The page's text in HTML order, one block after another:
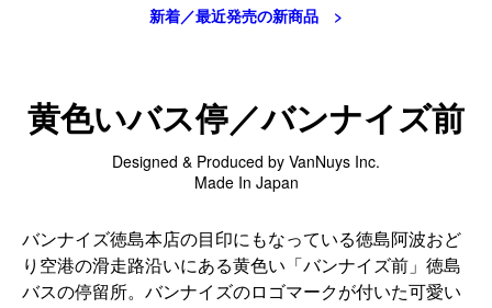
新着／最近発売の新商品 >
黄色いバス停／バンナイズ前
Designed & Produced by VanNuys Inc.
Made In Japan
バンナイズ徳島本店の目印にもなっている徳島阿波おど
り空港の滑走路沿いにある黄色い「バンナイズ前」徳島
バスの停留所。バンナイズのロゴマークが付いた可愛い